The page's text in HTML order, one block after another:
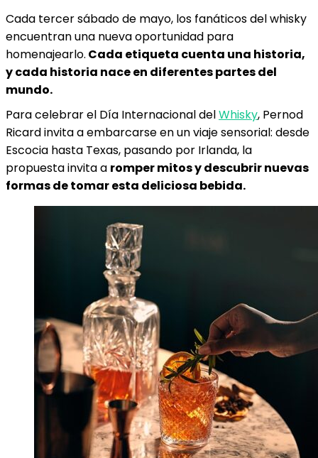
Cada tercer sábado de mayo, los fanáticos del whisky
encuentran una nueva oportunidad para
homenajearlo. Cada etiqueta cuenta una historia,
y cada historia nace en diferentes partes del
mundo.
Para celebrar el Día Internacional delWhisky, Pernod
Ricard invita a embarcarse en un viaje sensorial: desde
Escocia hasta Texas, pasando por Irlanda, la
propuesta invita a romper mitos y descubrir nuevas
formas de tomar esta deliciosa bebida.